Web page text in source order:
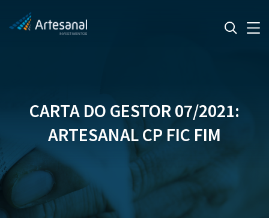
CARTA DO GESTOR 07/2021:
ARTESANAL CP FIC FIM